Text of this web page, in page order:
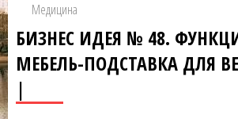
Медицина
БИЗНЕС ИДЕЯ № 48.
МЕБЕЛЬ-ПОДСТАВКА ДЛЯ
|